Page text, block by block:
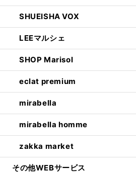
SHUEISHA VOX
LEEマルシェ
SHOP Marisol
eclat premium
mirabella
mirabella homme
zakka market
その他WEBサービス